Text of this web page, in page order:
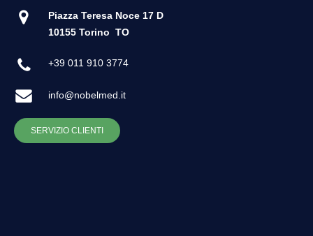
Piazza Teresa Noce 17 D
10155 Torino TO
+39 011 910 3774
info@nobelmed.it
SERVIZIO CLIENTI